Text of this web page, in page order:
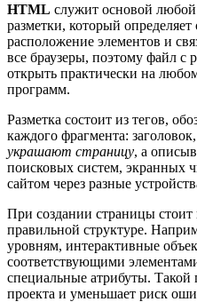
HTML служит основой
разметки, который определяет
расположение элементов и
все браузеры, поэтому файл
открыть практически на
программ.
Разметка состоит из тегов,
каждого фрагмента:
украшают страницу, а
поисковых систем, экранных
сайтом через разные
При создании страницы стоит
правильной структуре.
уровням, интерактивные
соответствующими
специальные атрибуты. Такой
проекта и уменьшает риск